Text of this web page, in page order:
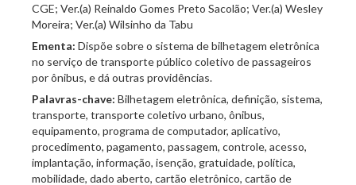
CGE; Ver.(a) Reinaldo Gomes Preto Sacolão; Ver.(a) Wesley
Moreira; Ver.(a) Wilsinho da Tabu
Ementa: Dispõe sobre o sistema de bilhetagem eletrônica
no serviço de transporte público coletivo de passageiros
por ônibus, e dá outras providências.
Palavras-chave: Bilhetagem eletrônica, definição, sistema,
transporte, transporte coletivo urbano, ônibus,
equipamento, programa de computador, aplicativo,
procedimento, pagamento, passagem, controle, acesso,
implantação, informação, isenção, gratuidade, política,
mobilidade, dado aberto, cartão eletrônico, cartão de